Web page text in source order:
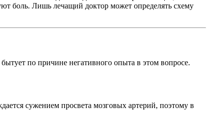
боль. Лишь лечащий доктор может определять схему
по причине негативного опыта в этом вопросе.
сужением просвета мозговых артерий, поэтому в